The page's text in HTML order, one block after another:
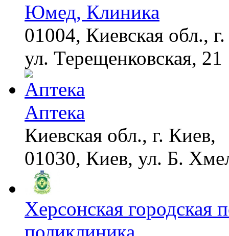
Юмед, Клиника
01004, Киевская обл.,
ул. Терещенковская, 21
Аптека
Киевская обл., г. Киев,
01030, Киев, ул. Б.
Херсонская городская